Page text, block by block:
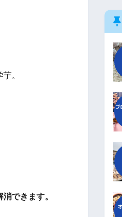
。
できます。